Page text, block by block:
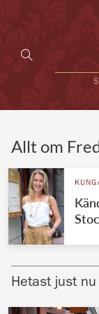
Allt om
Hetast just nu